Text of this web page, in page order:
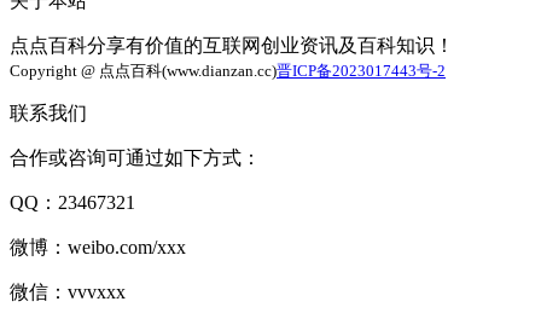
点点百科分享有价值的互联网创业资讯及百科知识！
Copyright @ 点点百科(www.dianzan.cc)晋ICP备2023017443号-2
联系我们
合作或咨询可通过如下方式：
QQ：23467321
微博：weibo.com/xxx
微信：vvvxxx